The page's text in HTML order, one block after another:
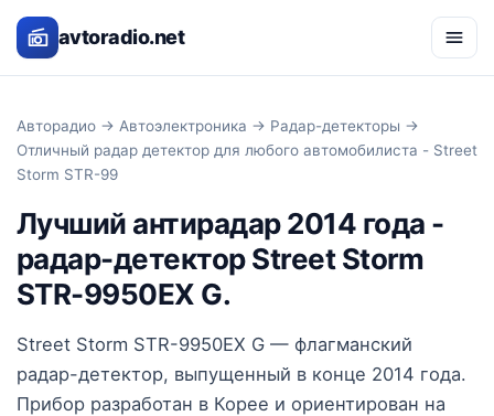
avtoradio.net
Авторадио → Автоэлектроника → Радар-детекторы →
Отличный радар детектор для любого автомобилиста - Street
Storm STR-99
Лучший антирадар 2014 года -
радар-детектор Street Storm
STR-9950EX G.
Street Storm STR-9950EX G — флагманский
радар-детектор, выпущенный в конце 2014 года.
Прибор разработан в Корее и ориентирован на